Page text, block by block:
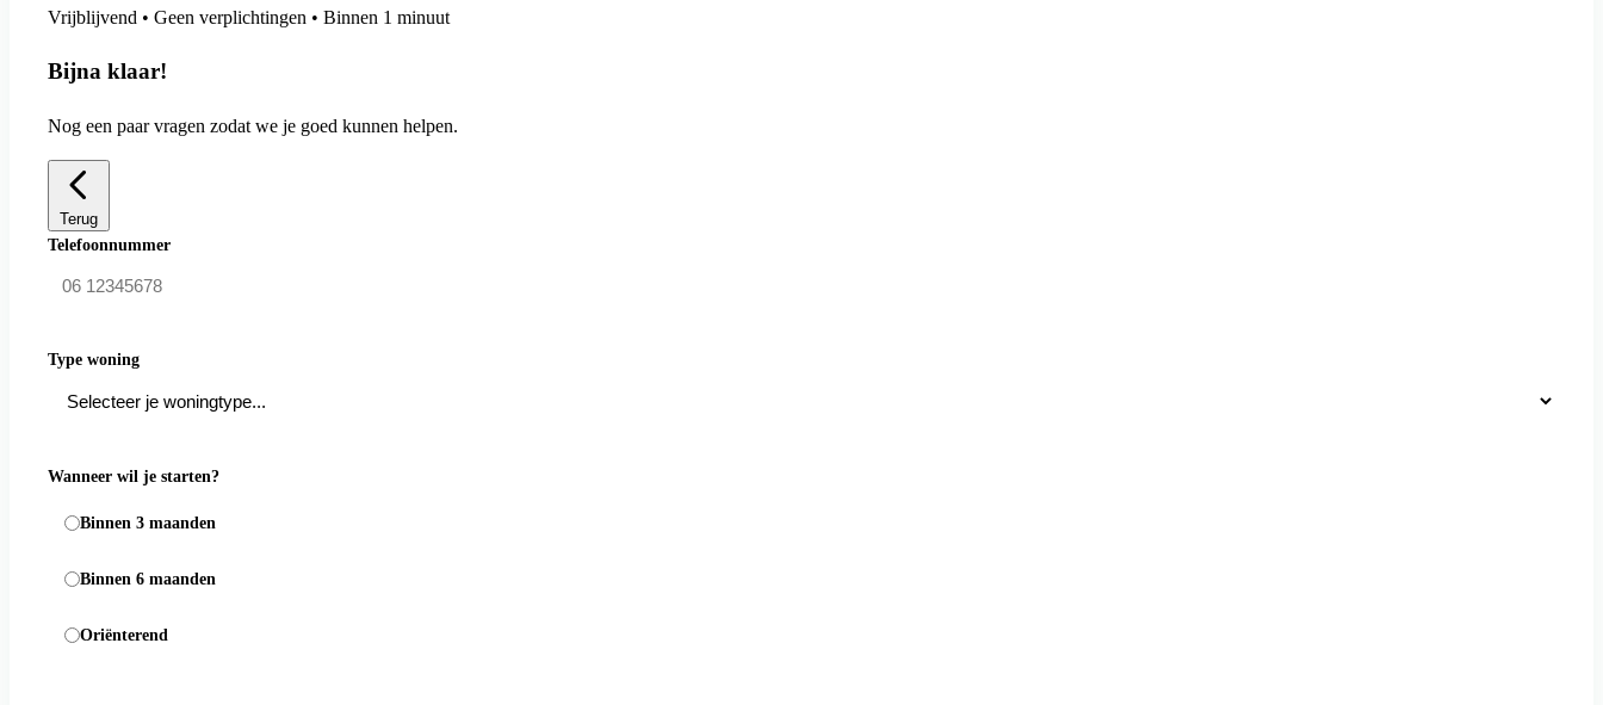
Vrijblijvend • Geen verplichtingen • Binnen 1 minuut
Bijna klaar!
Nog een paar vragen zodat we je goed kunnen helpen.
Terug
Telefoonnummer
Type woning
Wanneer wil je starten?
Binnen 3 maanden
Binnen 6 maanden
Oriënterend